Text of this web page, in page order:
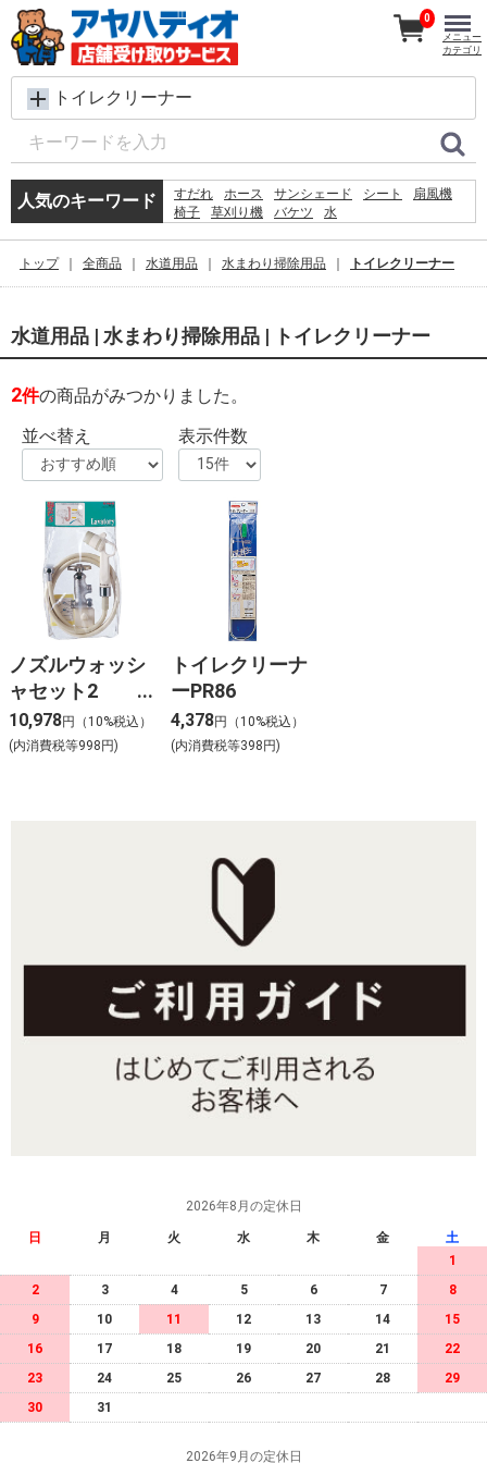
トイレクリーナー
人気のキーワード すだれ ホース サンシェード シート
扇風機
椅子
草刈り機 バケツ
水
カーテン
プール 物干し 空調服 踏み台
0
メニュー
カテゴリ
トップ 全商品 水道用品 水まわり掃除用品 トイレクリーナー
水道用品 | 水まわり掃除用品 | トイレクリーナー
2件の商品がみつかりました。
並べ替え
表示件数
ノズルウォッシ
ャセット2
PN732-13
10,978円（10%税込）
(内消費税等998円)
トイレクリーナ
ーPR86
4,378円（10%税込）
(内消費税等398円)
2026年8月の定休日
日 月 火 水 木 金
土
1
2
3 4 5 6 7
8
9
10 11 12 13 14
15
16
17 18 19 20 21
22
23
24 25 26 27 28
29
30
31
2026年9月の定休日